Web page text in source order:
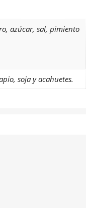
azúcar, sal, pimiento
soja y acahuetes.